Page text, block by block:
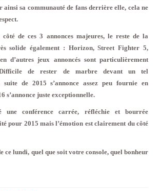
ainsi sa communauté de fans derrière elle, cela ne
côté de ces 3 annonces majeures, le reste de la
solide également : Horizon, Street Fighter 5,
d’autres jeux annoncés sont particulièrement
Difficile de rester de marbre devant un tel
de 2015 s’annonce assez peu fournie en
s’annonce juste exceptionnelle.
une conférence carrée, réfléchie et bourrée
pour 2015 mais l’émotion est clairement du côté
ce lundi, quel que soit votre console, quel bonheur